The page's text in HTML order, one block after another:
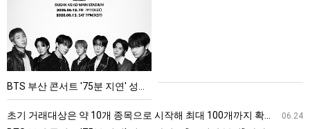
서
트
'75
분
BTS 부산 콘서트 '75분 지연' 성토…하이브 "큰 실망·불편" 사과
06.24
초기 거래대상은 약 10개 종목으로 시작해 최대 100개까지 확대할 방침이다. 구체적인 거래 대상 ETF는 아직 확정되지 않았지만, 시장 대표성이나 거래량을 고려해 선정할 계획이다.